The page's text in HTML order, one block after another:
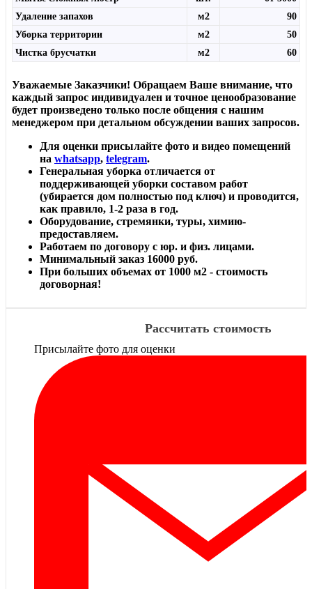
Удаление запахов
м2
90
Уборка территории
м2
50
Чистка брусчатки
м2 60
Уважаемые Заказчики! Обращаем Ваше внимание, что
каждый запрос индивидуален и точное ценообразование
будет произведено только после общения с нашим
менеджером при детальном обсуждении ваших запросов.
Для оценки присылайте фото и видео помещений
на whatsapp, telegram.
Генеральная уборка отличается от
поддерживающей уборки составом работ
(убирается дом полностью под ключ) и проводится,
как правило, 1-2 раза в год.
Оборудование, стремянки, туры, химию-
предоставляем.
Работаем по договору с юр. и физ. лицами.
Минимальный заказ 16000 руб.
При больших объемах от 1000 м2 - стоимость
договорная!
Рассчитать стоимость
Присылайте фото для оценки